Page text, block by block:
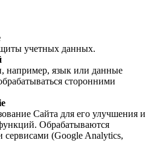
учетных данных.
например, язык или данные
сторонними
Сайта для его улучшения и
Обрабатываются
сервисами (Google Analytics,